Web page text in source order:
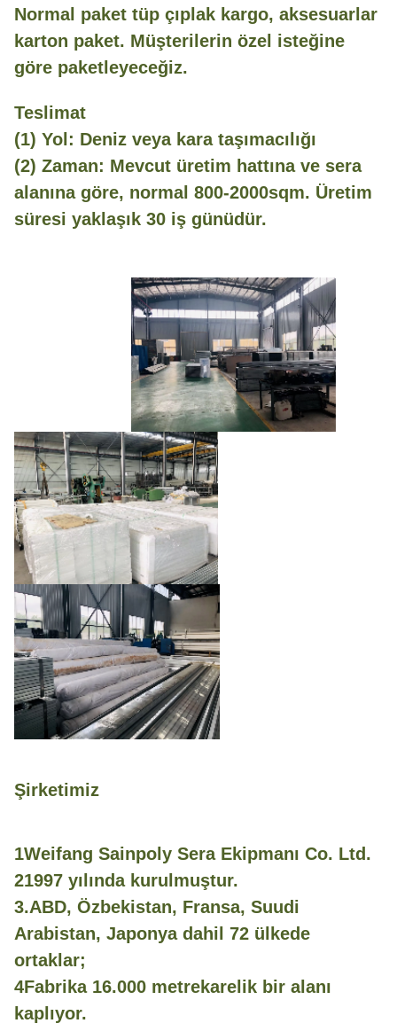
Normal paket tüp çıplak kargo, aksesuarlar
karton paket. Müşterilerin özel isteğine
göre paketleyeceğiz.
Teslimat
(1) Yol: Deniz veya kara taşımacılığı
(2) Zaman: Mevcut üretim hattına ve sera
alanına göre, normal 800-2000sqm. Üretim
süresi yaklaşık 30 iş günüdür.
Şirketimiz
1Weifang Sainpoly Sera Ekipmanı Co. Ltd.
21997 yılında kurulmuştur.
3.ABD, Özbekistan, Fransa, Suudi
Arabistan, Japonya dahil 72 ülkede
ortaklar;
4Fabrika 16.000 metrekarelik bir alanı
kaplıyor.